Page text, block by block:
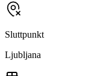
Sluttpunkt
Ljubljana